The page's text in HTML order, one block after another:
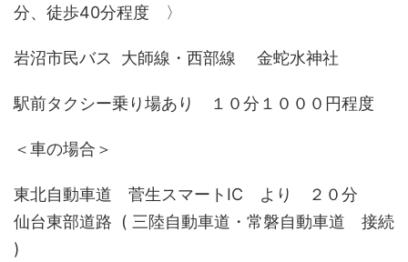
分、徒歩40分程度 〉
岩沼市民バス 大師線・西部線 金蛇水神社
駅前タクシー乗り場あり １０分１０００円程度
＜車の場合＞
東北自動車道 菅生スマートIC より ２０分
仙台東部道路 ( 三陸自動車道・常磐自動車道 接続
)